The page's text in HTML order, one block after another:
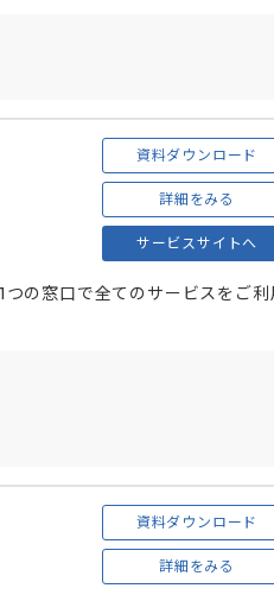
資料ダウンロード
詳細をみる
サービスサイトへ
の窓口で全てのサービスをご利
資料ダウンロード
詳細をみる